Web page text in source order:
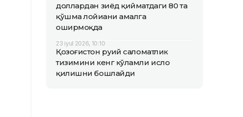
доллардан зиёд қийматдаги 80 та
қўшма лойиҳани амалга
оширмоқда
23 iyul 2026, 10:10
Қозоғистон руҳий саломатлик
тизимини кенг кўламли ислоҳ
қилишни бошлайди